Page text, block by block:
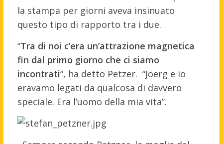
la stampa per giorni aveva insinuato
questo tipo di rapporto tra i due.
“Tra di noi c’era un’attrazione magnetica
fin dal primo giorno che ci siamo
incontrati“, ha detto Petzer. “Joerg e io
eravamo legati da qualcosa di davvero
speciale. Era l’uomo della mia vita”.